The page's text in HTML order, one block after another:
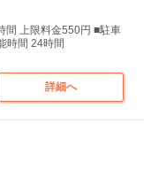
間 上限料金550円 ■駐車
時間 24時間
詳細へ